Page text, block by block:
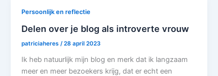
Persoonlijk en reflectie
Delen over je blog als introverte vrouw
patriciaheres/28 april 2023
Ik heb natuurlijk mijn blog en merk dat ik langzaam
meer en meer bezoekers krijg, dat er echt een